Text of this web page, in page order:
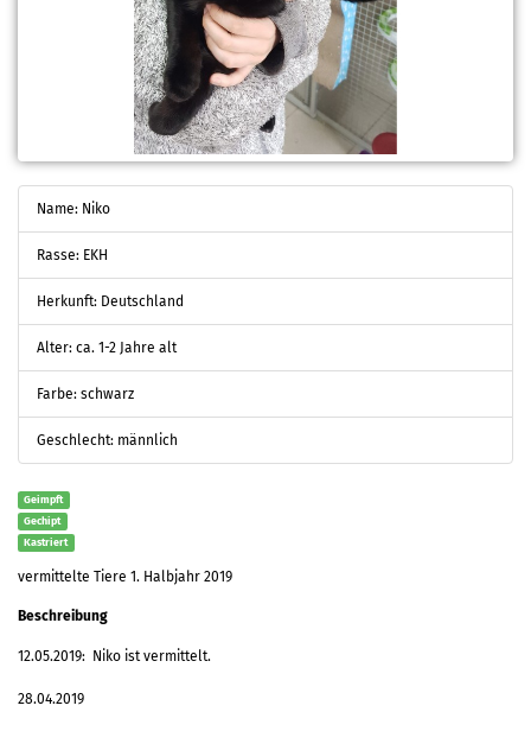
Name: Niko
Rasse: EKH
Herkunft: Deutschland
Alter: ca. 1-2 Jahre alt
Farbe: schwarz
Geschlecht: männlich
Geimpft
Gechipt
Kastriert
vermittelte Tiere 1. Halbjahr 2019
Beschreibung
12.05.2019: Niko ist vermittelt.
28.04.2019